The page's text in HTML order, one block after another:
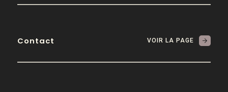
Contact VOIR LA PAGE